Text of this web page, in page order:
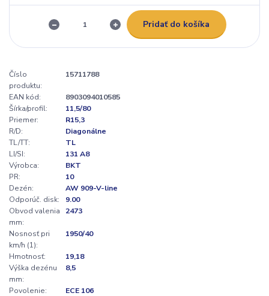
Pridať do košíka
Číslo
produktu:
15711788
EAN kód:
8903094010585
Šírka/profil:
11,5/80
Priemer:
R15,3
R/D:
Diagonálne
TL/TT:
TL
LI/SI:
131 A8
Výrobca:
BKT
PR:
10
Dezén:
AW 909-V-line
Odporúč. disk:
9.00
Obvod valenia
mm:
2473
Nosnosť pri
km/h (1):
1950/40
Hmotnosť:
19,18
Výška dezénu
mm:
8,5
Povolenie:
ECE 106